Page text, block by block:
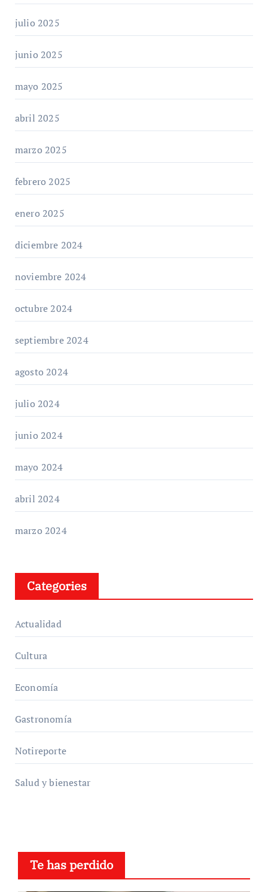
julio 2025
junio 2025
mayo 2025
abril 2025
marzo 2025
febrero 2025
enero 2025
diciembre 2024
noviembre 2024
octubre 2024
septiembre 2024
agosto 2024
julio 2024
junio 2024
mayo 2024
abril 2024
marzo 2024
Categories
Actualidad
Cultura
Economía
Gastronomía
Notireporte
Salud y bienestar
Te has perdido